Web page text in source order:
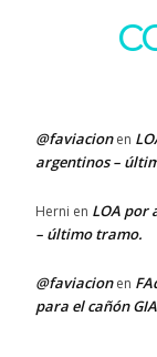
@faviacionen
argentinos –
Herni en LOA por
– último tramo.
@faviacionen
para el cañón